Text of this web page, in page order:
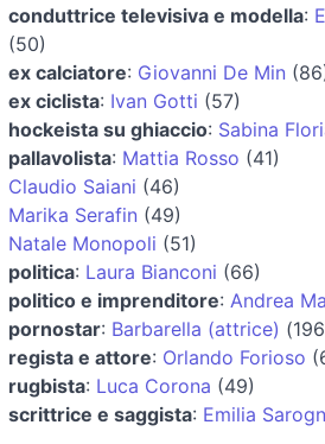
conduttrice televisiva e modella:
(50)
ex calciatore: Giovanni De Min
ex ciclista: Ivan Gotti (57)
hockeista su ghiaccio: Sabina
pallavolista: Mattia Rosso (41)
Claudio Saiani (46)
Marika Serafin (49)
Natale Monopoli (51)
politica: Laura Bianconi (66)
politico e imprenditore: Andrea
pornostar: Barbarella (attrice)
regista e attore: Orlando Forioso
rugbista: Luca Corona (49)
scrittrice e saggista: Emilia